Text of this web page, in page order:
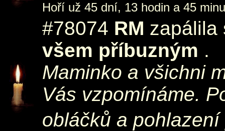
Hoří už 45 dní, 13 hodin a 45
#78074 RM
všem příbuzným .
Maminko a všichni
Vás vzpomínáme.
obláčků a